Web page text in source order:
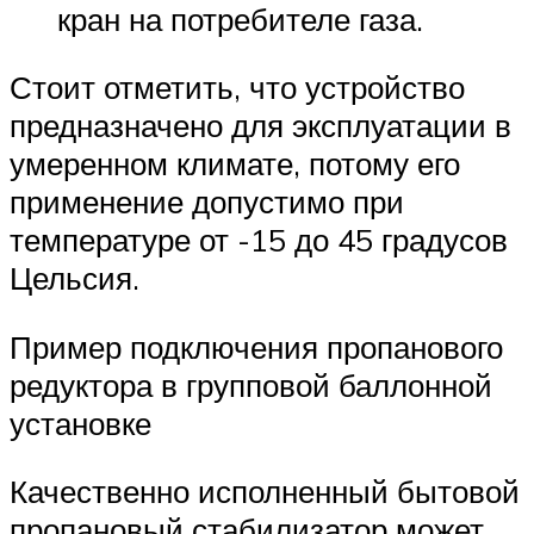
кран на потребителе газа.
Стоит отметить, что устройство
предназначено для эксплуатации в
умеренном климате, потому его
применение допустимо при
температуре от -15 до 45 градусов
Цельсия.
Пример подключения пропанового
редуктора в групповой баллонной
установке
Качественно исполненный бытовой